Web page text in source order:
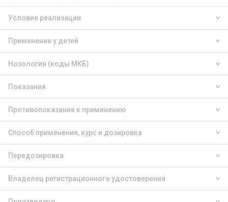
Условия реализации
Применение у детей
Нозология (коды МКБ)
Показания
Противопоказания к применению
Способ применения, курс и дозировка
Передозировка
Владелец регистрационного удостоверения